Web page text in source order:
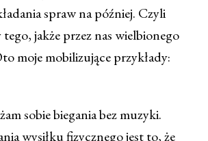
spraw na później. Czyli
jakże przez nas wielbionego
moje mobilizujące przykłady:
sobie biegania bez muzyki.
wysiłku fizycznego jest to, że